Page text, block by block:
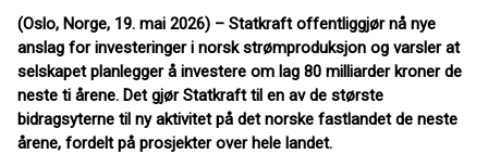
(Oslo, Norge, 19. mai 2026) – Statkraft offentliggjør nå nye
anslag for investeringer i norsk strømproduksjon og varsler at
selskapet planlegger å investere om lag 80 milliarder kroner de
neste ti årene. Det gjør Statkraft til en av de største
bidragsyterne til ny aktivitet på det norske fastlandet de neste
årene, fordelt på prosjekter over hele landet.